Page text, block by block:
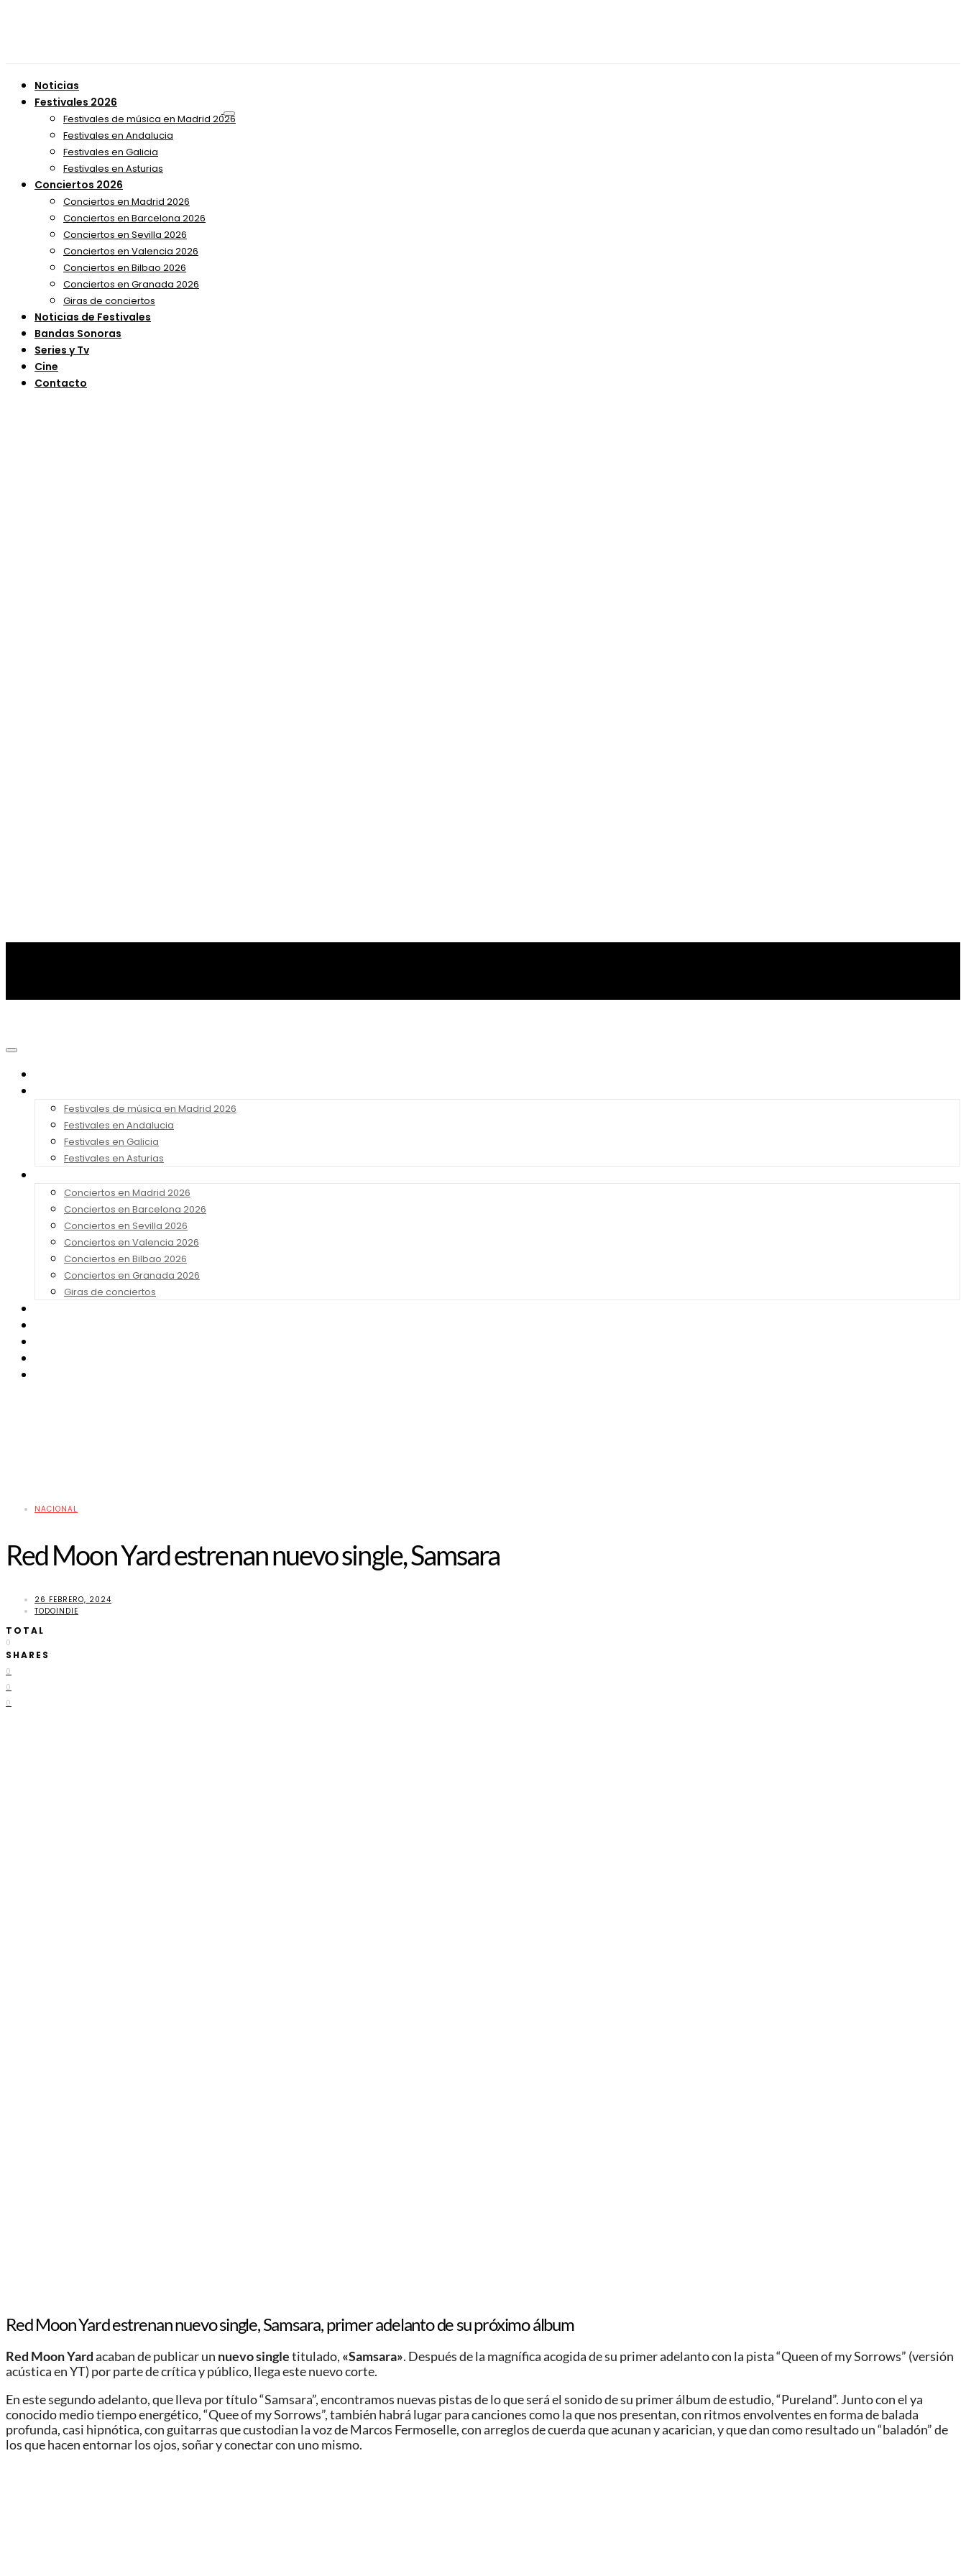
Noticias
Festivales 2026
Festivales de música en Madrid 2026
Festivales en Andalucia
Festivales en Galicia
Festivales en Asturias
Conciertos 2026
Conciertos en Madrid 2026
Conciertos en Barcelona 2026
Conciertos en Sevilla 2026
Conciertos en Valencia 2026
Conciertos en Bilbao 2026
Conciertos en Granada 2026
Giras de conciertos
Noticias de Festivales
Bandas Sonoras
Series y Tv
Cine
Contacto
Festivales de música en Madrid 2026
Festivales en Andalucia
Festivales en Galicia
Festivales en Asturias
Conciertos en Madrid 2026
Conciertos en Barcelona 2026
Conciertos en Sevilla 2026
Conciertos en Valencia 2026
Conciertos en Bilbao 2026
Conciertos en Granada 2026
Giras de conciertos
NACIONAL
Red Moon Yard estrenan nuevo single, Samsara
26 FEBRERO, 2024
TODOINDIE
TOTAL
0
SHARES
0
0
0
Red Moon Yard estrenan nuevo single, Samsara, primer adelanto de su próximo álbum
Red Moon Yardacaban de publicar un nuevo singletitulado, «Samsara». Después de la magnífica acogida de su primer adelanto con la pista “Queen of my Sorrows” (versión
acústica en YT) por parte de crítica y público, llega este nuevo corte.
En este segundo adelanto, que lleva por título “Samsara”, encontramos nuevas pistas de lo que será el sonido de su primer álbum de estudio, “Pureland”. Junto con el ya
conocido medio tiempo energético, “Quee of my Sorrows”, también habrá lugar para canciones como la que nos presentan, con ritmos envolventes en forma de balada
profunda, casi hipnótica, con guitarras que custodian la voz de Marcos Fermoselle, con arreglos de cuerda que acunan y acarician, y que dan como resultado un “baladón” de
los que hacen entornar los ojos, soñar y conectar con uno mismo.